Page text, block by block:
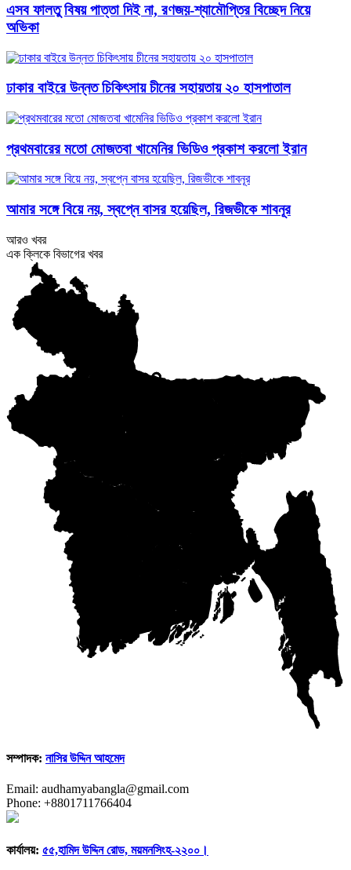
এসব ফালতু বিষয় পাত্তা দিই না, রণজয়-শ্যামৌপ্তির বিচ্ছেদ নিয়ে
অভিকা
ঢাকার বাইরে উন্নত চিকিৎসায় চীনের সহায়তায় ২০ হাসপাতাল
প্রথমবারের মতো মোজতবা খামেনির ভিডিও প্রকাশ করলো ইরান
আমার সঙ্গে বিয়ে নয়, স্বপ্নে বাসর হয়েছিল, রিজভীকে শাবনূর
আরও খবর
এক ক্লিকে বিভাগের খবর
সম্পাদক: নাসির উদ্দিন আহমেদ
Email: audhamyabangla@gmail.com
Phone: +8801711766404
কার্যালয়: ৫৫,হামিদ উদ্দিন রোড, ময়মনসিংহ-২২০০।